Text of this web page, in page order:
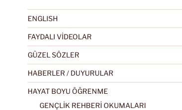
ENGLISH
FAYDALI VİDEOLAR
GÜZEL SÖZLER
HABERLER / DUYURULAR
HAYAT BOYU ÖĞRENME
GENÇLİK REHBERİ OKUMALARI